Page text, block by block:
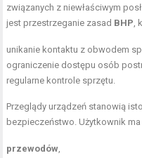
związanych z niewłaściwym
jest przestrzeganie zasad BHP,
unikanie kontaktu z obwodem
ograniczenie dostępu osób
regularne kontrole sprzętu.
Przeglądy urządzeń stanowią
bezpieczeństwo. Użytkownik
przewodów,